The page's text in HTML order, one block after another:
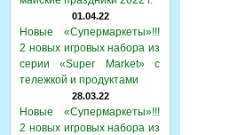
01.04.22
Новые «Супермаркеты»!!!
2 новых игровых набора из
серии «Super Market» с
тележкой и продуктами
28.03.22
Новые «Супермаркеты»!!!
2 новых игровых набора из